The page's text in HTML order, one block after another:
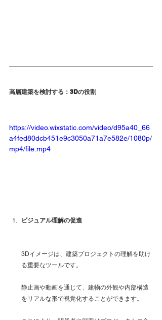
高層建築を検討する：3Dの役割
https://video.wixstatic.com/video/d95a40_66
a4fed80dcb451e9c3050a71a7e582e/1080p/
mp4/file.mp4
ビジュアル理解の促進
3Dイメージは、建築プロジェクトの理解を助け
る重要なツールです。
静止画や動画を通じて、建物の外観や内部構造
をリアルな形で視覚化することができます。